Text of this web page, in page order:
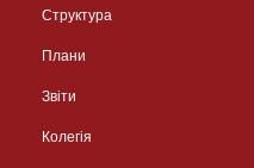
Структура
Плани
Звіти
Колегія